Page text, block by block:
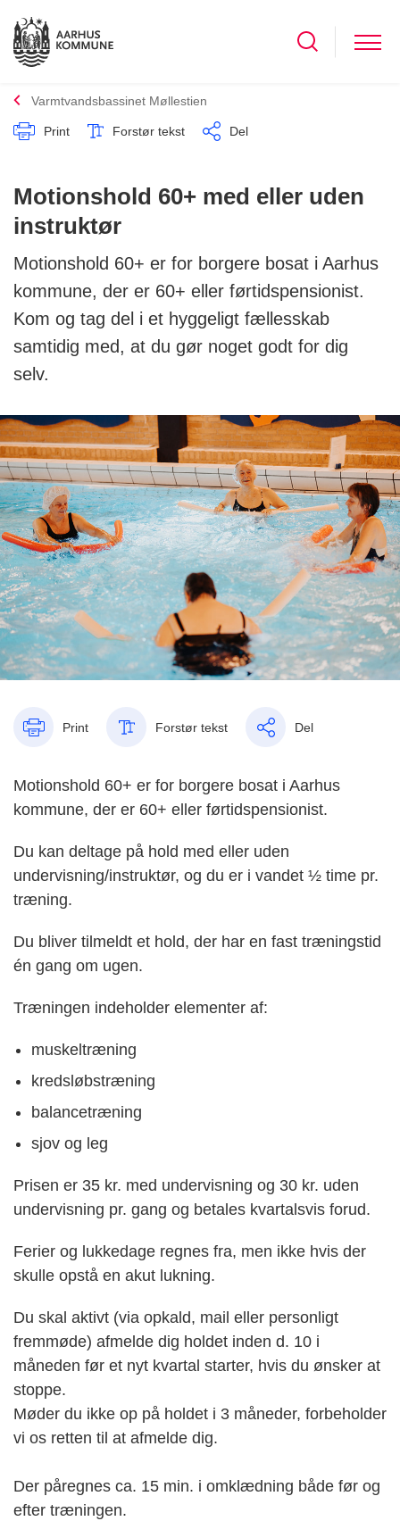
Varmtvandsbassinet Møllestien
Print Forstør tekst Del
Motionshold 60+ med eller uden
instruktør
Motionshold 60+ er for borgere bosat i Aarhus
kommune, der er 60+ eller førtidspensionist.
Kom og tag del i et hyggeligt fællesskab
samtidig med, at du gør noget godt for dig
selv.
Print Forstør tekst Del
Motionshold 60+ er for borgere bosat i Aarhus
kommune, der er 60+ eller førtidspensionist.
Du kan deltage på hold med eller uden
undervisning/instruktør, og du er i vandet ½ time pr.
træning.
Du bliver tilmeldt et hold, der har en fast træningstid
én gang om ugen.
Træningen indeholder elementer af:
muskeltræning
kredsløbstræning
balancetræning
sjov og leg
Prisen er 35 kr. med undervisning og 30 kr. uden
undervisning pr. gang og betales kvartalsvis forud.
Ferier og lukkedage regnes fra, men ikke hvis der
skulle opstå en akut lukning.
Du skal aktivt (via opkald, mail eller personligt
fremmøde) afmelde dig holdet inden d. 10 i
måneden før et nyt kvartal starter, hvis du ønsker at
stoppe.
Møder du ikke op på holdet i 3 måneder, forbeholder
vi os retten til at afmelde dig.
Der påregnes ca. 15 min. i omklædning både før og
efter træningen.